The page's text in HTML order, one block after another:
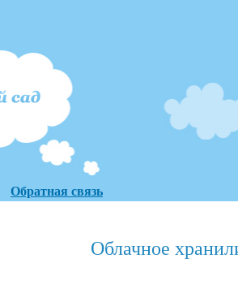
Обратная связь
Облачное